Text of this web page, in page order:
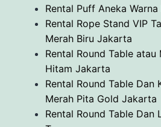
Rental Puff Aneka Warna
Rental Rope Stand VIP
Merah Biru Jakarta
Rental Round Table
Hitam Jakarta
Rental Round Table Dan
Merah Pita Gold Jakarta
Rental Round Table Dan